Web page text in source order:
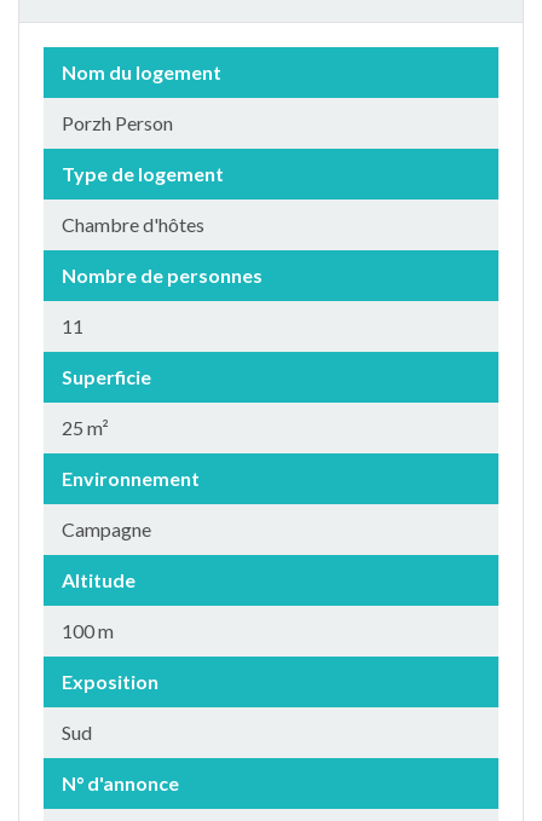
Nom du logement
Porzh Person
Type de logement
Chambre d'hôtes
Nombre de personnes
11
Superficie
25 m²
Environnement
Campagne
Altitude
100 m
Exposition
Sud
N° d'annonce